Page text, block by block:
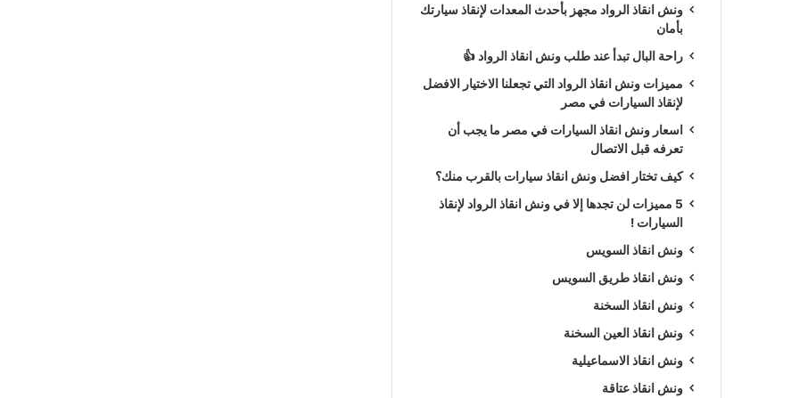
ونش انقاذ الرواد مجهز بأحدث المعدات لإنقاذ سيارتك
بأمان
راحة البال تبدأ عند طلب ونش انقاذ الرواد 👍
مميزات ونش انقاذ الرواد التي تجعلنا الاختيار الافضل
لإنقاذ السيارات في مصر
اسعار ونش انقاذ السيارات في مصر ما يجب أن
تعرفه قبل الاتصال
كيف تختار افضل ونش انقاذ سيارات بالقرب منك؟
5 مميزات لن تجدها إلا في ونش انقاذ الرواد لإنقاذ
السيارات !
ونش انقاذ السويس
ونش انقاذ طريق السويس
ونش انقاذ السخنة
ونش انقاذ العين السخنة
ونش انقاذ الاسماعيلية
ونش انقاذ عتاقة